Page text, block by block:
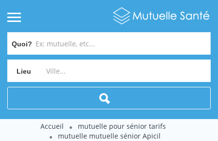
Quoi?
Lieu
Accueil
mutuelle pour sénior tarifs
mutuelle mutuelle sénior Apicil